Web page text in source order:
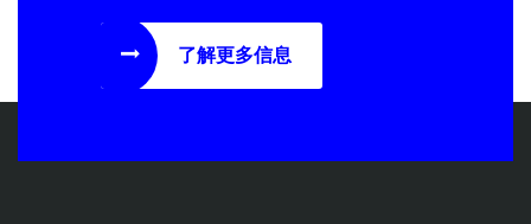
了解更多信息